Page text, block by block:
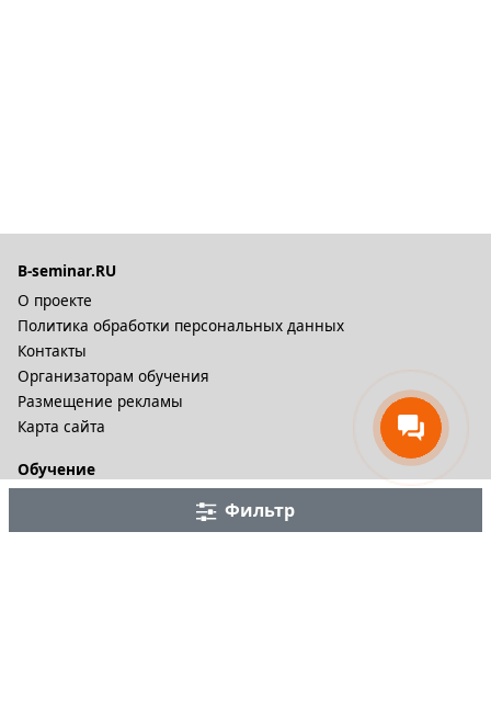
Фильтр
B-seminar.RU
О проекте
Политика обработки персональных данных
Контакты
Организаторам обучения
Размещение рекламы
Карта сайта
Обучение
Дистационное обучение и видеокурсы